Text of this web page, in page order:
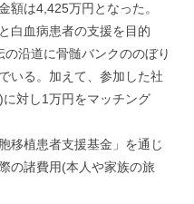
o
o
k
e
r
額は4,425万円となった。
白血病患者の支援を目的
沿道に骨髄バンクののぼり
いる。加えて、参加した社
対し1万円をマッチング
移植患者支援基金」を通じ
の諸費用(本人や家族の旅